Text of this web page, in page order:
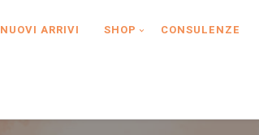
NUOVI ARRIVI SHOP CONSULENZE